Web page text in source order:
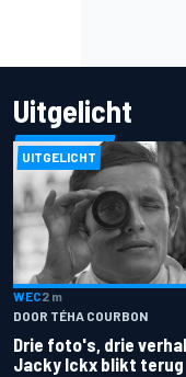
Uitgelicht
UITGELICHT
WEC2 m
DOOR TÉHA COURBON
Drie foto's, drie
Jacky Ickx blikt terug